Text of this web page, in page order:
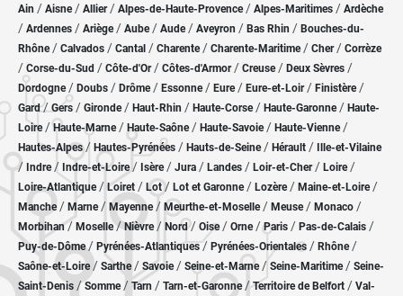
Ain / Aisne/ Allier/ Alpes-de-Haute-Provence / Alpes-Maritimes / Ardèche
/ Ardennes / Ariège/ Aube/ Aude / Aveyron / Bas Rhin / Bouches-du-
Rhône/ Calvados / Cantal / Charente / Charente-Maritime/ Cher / Corrèze
/ Corse-du-Sud / Côte-d'Or / Côtes-d'Armor/ Creuse/ Deux Sèvres /
Dordogne/ Doubs / Drôme/ Essonne / Eure/ Eure-et-Loir / Finistère/
Gard/Gers / Gironde/ Haut-Rhin / Haute-Corse/ Haute-Garonne/ Haute-
Loire/Haute-Marne/ Haute-Saône/ Haute-Savoie/ Haute-Vienne/
Hautes-Alpes/ Hautes-Pyrénées / Hauts-de-Seine/ Hérault / Ille-et-Vilaine
/ Indre/ Indre-et-Loire/ Isère/ Jura / Landes / Loir-et-Cher/ Loire/
Loire-Atlantique/ Loiret / Lot/ Lot et Garonne/ Lozère / Maine-et-Loire/
Manche/ Marne/ Mayenne/ Meurthe-et-Moselle/ Meuse/ Monaco /
Morbihan/ Moselle/ Nièvre / Nord/ Oise / Orne/Paris / Pas-de-Calais /
Puy-de-Dôme/ Pyrénées-Atlantiques / Pyrénées-Orientales / Rhône/
Saône-et-Loire/ Sarthe/ Savoie/ Seine-et-Marne/ Seine-Maritime/ Seine-
Saint-Denis /Somme/ Tarn / Tarn-et-Garonne/Territoire de Belfort / Val-